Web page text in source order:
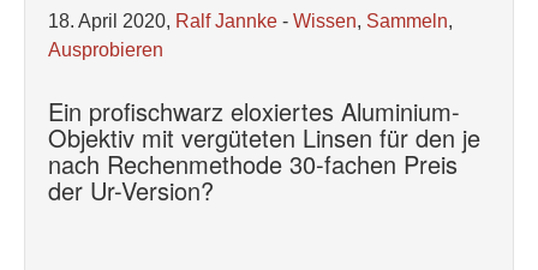
18. April 2020, Ralf Jannke - Wissen, Sammeln,
Ausprobieren
Ein profischwarz eloxiertes Aluminium-
Objektiv mit vergüteten Linsen für den je
nach Rechenmethode 30-fachen Preis
der Ur-Version?